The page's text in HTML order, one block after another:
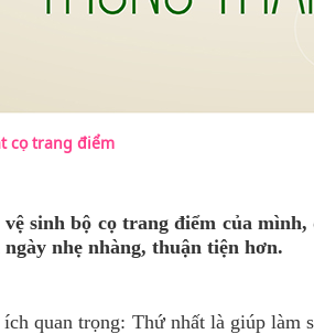
cọ trang điểm
sinh bộ cọ trang điểm của
nhẹ nhàng, thuận tiện hơn.
quan trọng: Thứ nhất là giúp làm